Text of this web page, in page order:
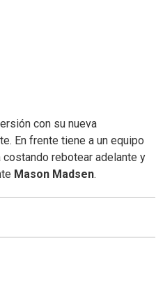
con su nueva
En frente tiene a un equipo
rebotear adelante y
Mason Madsen.